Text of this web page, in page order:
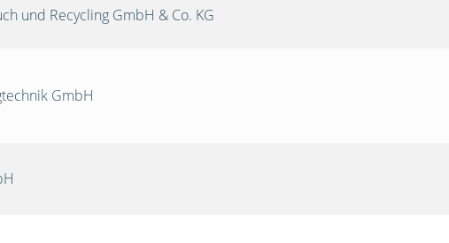
und Recycling GmbH & Co. KG
GmbH